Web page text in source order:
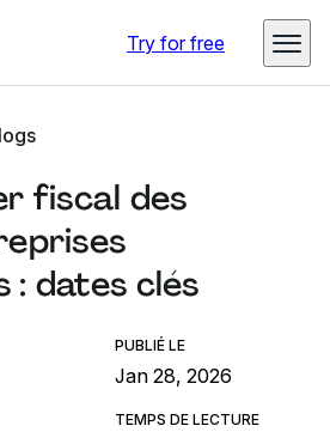
Try for free
fiscal des
: dates clés
PUBLIÉ LE
Jan 28, 2026
TEMPS DE LECTURE